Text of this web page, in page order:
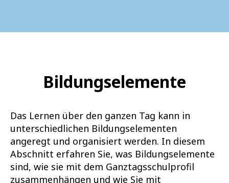
Bildungselemente
Das Lernen über den ganzen Tag kann in
unterschiedlichen Bildungselementen
angeregt und organisiert werden. In diesem
Abschnitt erfahren Sie, was Bildungselemente
sind, wie sie mit dem Ganztagsschulprofil
zusammenhängen und wie Sie mit